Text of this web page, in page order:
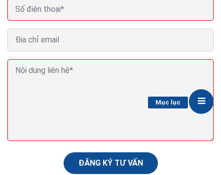
Mục lục
Cách đặt tên công ty luật sư đẹp theo phong thủy
Tên công ty cần phải xuất hiện bất ngờ trong suy nghĩ
của người tiêu dùng, khi họ sắp ra những quyết định mua
ĐĂNG KÝ TƯ VẤN